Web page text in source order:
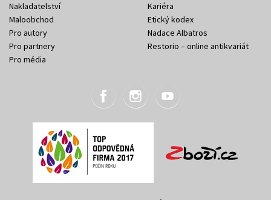
Nakladatelství
Maloobchod
Pro autory
Pro partnery
Pro média
Kariéra
Etický kodex
Nadace Albatros
Restorio – online antikvariát